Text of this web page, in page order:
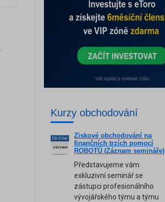
Kurzy obchodování
On-line
záznam
Ziskové obchodování na
finančních trzích pomocí
ROBOTŮ (Záznam semináře)
Představujeme vám
exkluzivní seminář se
zástupci profesionálního
vývojářského týmu a týmu